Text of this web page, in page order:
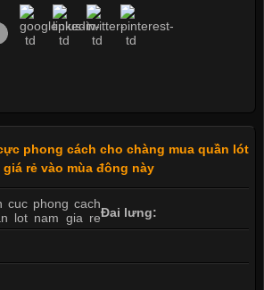
phong cách cho chàng mua quần lót
giá rẻ vào mùa đông này
Đai lưng: